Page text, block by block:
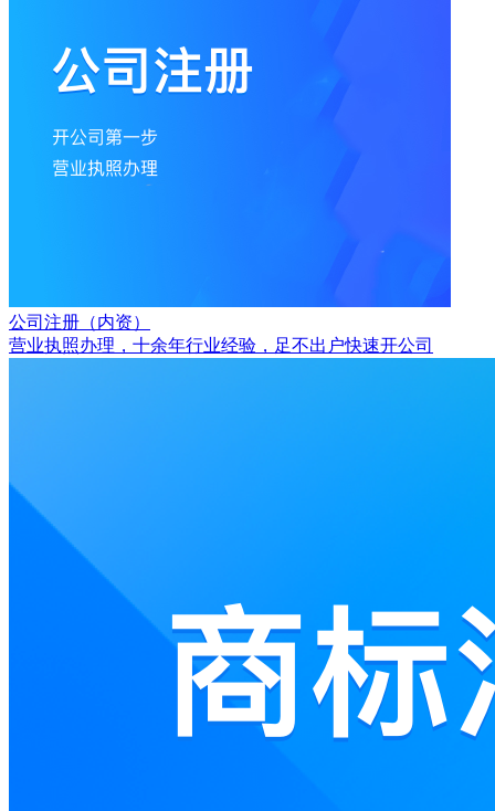
公司注册（内资）
营业执照办理，十余年行业经验，足不出户快速开公司